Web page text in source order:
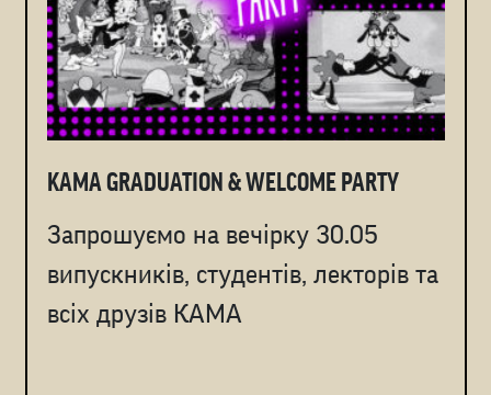
KAMA GRADUATION & WELCOME PARTY
Запрошуємо на вечірку 30.05
випускників, студентів, лекторів та
всіх друзів КАМА